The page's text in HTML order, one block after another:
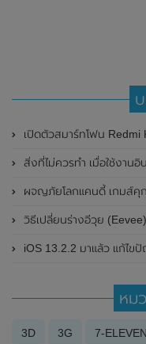
เปิดตัวสมาร์ทโฟน Redmi
สิ่งที่ไม่ควรทำ เมื่อใช้งาน
ผจญภัยโลกแคนดี้ เกมส์คุ
วิธีเปลี่ยนร่างอีวุย
iOS 13.2.2 มาแล้ว แก้ไขปัญหา
หม
3D 3G 7-ELEVEN